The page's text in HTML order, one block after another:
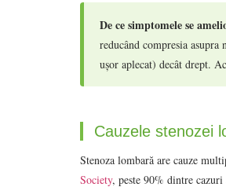
De ce simptomele se
reducând compresia
ușor aplecat) decât drept.
Cauzele stenozei
Stenoza lombară are cauze
Society, peste 90% dintre